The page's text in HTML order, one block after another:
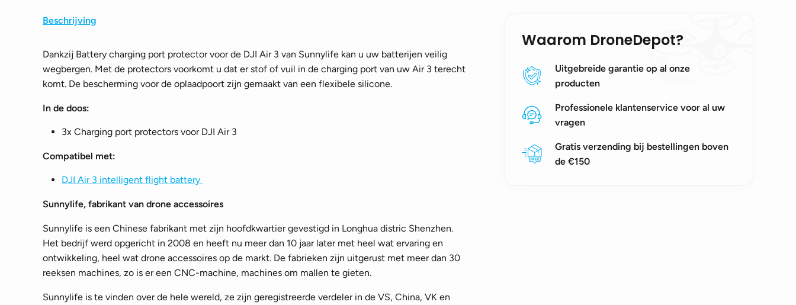
Beschrijving
Dankzij Battery charging port protector voor de DJI Air 3 van Sunnylife kan u uw batterijen veilig
wegbergen. Met de protectors voorkomt u dat er stof of vuil in de charging port van uw Air 3 terecht
komt. De bescherming voor de oplaadpoort zijn gemaakt van een flexibele silicone.
In de doos:
3x Charging port protectors voor DJI Air 3
Compatibel met:
DJI Air 3 intelligent flight battery
Sunnylife, fabrikant van drone accessoires
Sunnylife is een Chinese fabrikant met zijn hoofdkwartier gevestigd in Longhua distric Shenzhen.
Het bedrijf werd opgericht in 2008 en heeft nu meer dan 10 jaar later met heel wat ervaring en
ontwikkeling, heel wat drone accessoires op de markt. De fabrieken zijn uitgerust met meer dan 30
reeksen machines, zo is er een CNC-machine, machines om mallen te gieten.
Sunnylife is te vinden over de hele wereld, ze zijn geregistreerde verdeler in de VS, China, VK en
Waarom DroneDepot?
Uitgebreide garantie op al onze
producten
Professionele klantenservice voor al uw
vragen
Gratis verzending bij bestellingen boven
de €150